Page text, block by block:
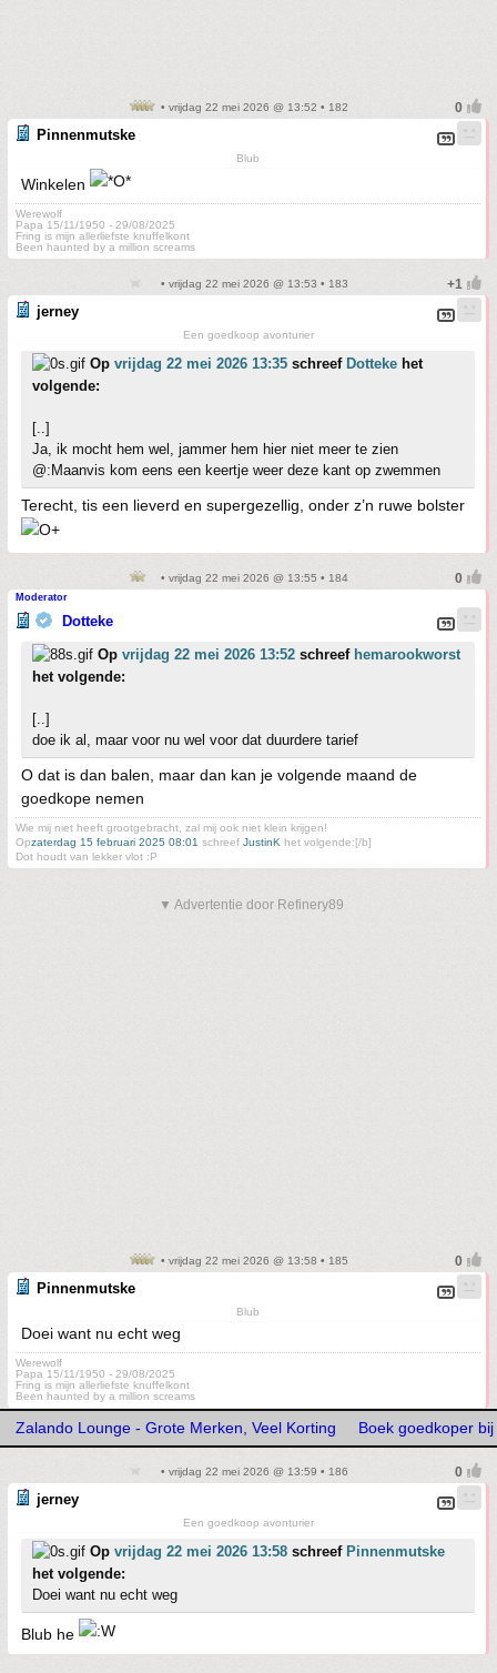
• vrijdag 22 mei 2026 @ 13:52 • 182
Pinnenmutske
Blub
Winkelen
Werewolf
Papa 15/11/1950 - 29/08/2025
Fring is mijn allerliefste knuffelkont
Been haunted by a million screams
• vrijdag 22 mei 2026 @ 13:53 • 183
jerney
Een goedkoop avonturier
Op vrijdag 22 mei 2026 13:35 schreef Dotteke het
volgende:
[..]
Ja, ik mocht hem wel, jammer hem hier niet meer te zien
@:Maanvis kom eens een keertje weer deze kant op zwemmen
Terecht, tis een lieverd en supergezellig, onder z’n ruwe bolster
• vrijdag 22 mei 2026 @ 13:55 • 184
Moderator
Dotteke
Op vrijdag 22 mei 2026 13:52 schreef hemarookworst
het volgende:
[..]
doe ik al, maar voor nu wel voor dat duurdere tarief
O dat is dan balen, maar dan kan je volgende maand de
goedkope nemen
Wie mij niet heeft grootgebracht, zal mij ook niet klein krijgen!
Opzaterdag 15 februari 2025 08:01 schreef JustinK het volgende:[/b]
Dot houdt van lekker vlot :P
▼ Advertentie door Refinery89
• vrijdag 22 mei 2026 @ 13:58 • 185
Pinnenmutske
Blub
Doei want nu echt weg
Werewolf
Papa 15/11/1950 - 29/08/2025
Fring is mijn allerliefste knuffelkont
Been haunted by a million screams
Zalando Lounge - Grote Merken, Veel Korting Boek goedkoper
• vrijdag 22 mei 2026 @ 13:59 • 186
jerney
Een goedkoop avonturier
Op vrijdag 22 mei 2026 13:58 schreef Pinnenmutske
het volgende:
Doei want nu echt weg
Blub he